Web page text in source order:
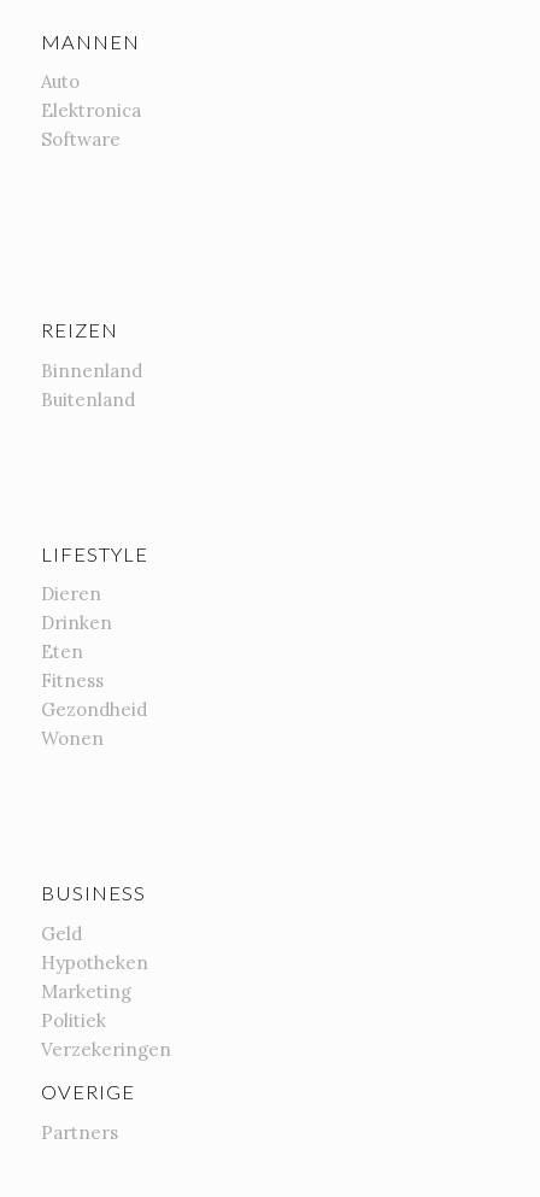
MANNEN
Auto
Elektronica
Software
REIZEN
Binnenland
Buitenland
LIFESTYLE
Dieren
Drinken
Eten
Fitness
Gezondheid
Wonen
BUSINESS
Geld
Hypotheken
Marketing
Politiek
Verzekeringen
OVERIGE
Partners